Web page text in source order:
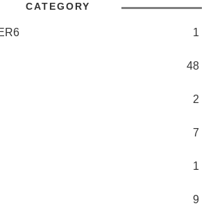
CATEGORY
1
48
2
7
1
9